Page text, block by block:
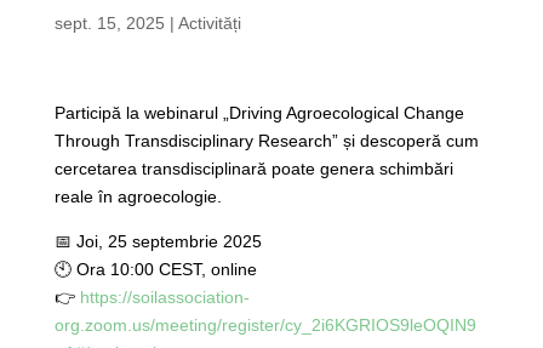
sept. 15, 2025 | Activități
Participă la webinarul „Driving Agroecological Change
Through Transdisciplinary Research” și descoperă cum
cercetarea transdisciplinară poate genera schimbări
reale în agroecologie.
📅 Joi, 25 septembrie 2025
🕙 Ora 10:00 CEST, online
👉 https://soilassociation-
org.zoom.us/meeting/register/cy_2i6KGRIOS9leOQIN9